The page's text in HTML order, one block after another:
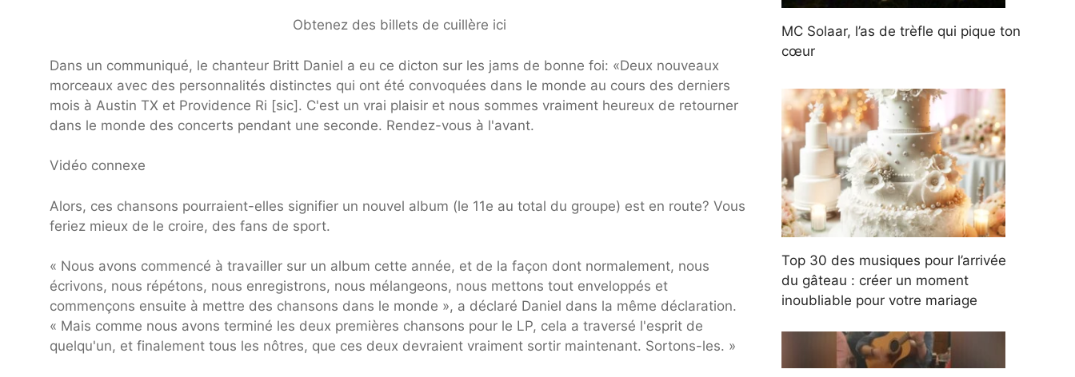
Obtenez des billets de cuillère ici
Dans un communiqué, le chanteur Britt Daniel a eu ce dicton sur les jams de bonne foi: «Deux nouveaux
morceaux avec des personnalités distinctes qui ont été convoquées dans le monde au cours des derniers
mois à Austin TX et Providence Ri [sic]. C'est un vrai plaisir et nous sommes vraiment heureux de retourner
dans le monde des concerts pendant une seconde. Rendez-vous à l'avant.
Vidéo connexe
Alors, ces chansons pourraient-elles signifier un nouvel album (le 11e au total du groupe) est en route? Vous
feriez mieux de le croire, des fans de sport.
« Nous avons commencé à travailler sur un album cette année, et de la façon dont normalement, nous
écrivons, nous répétons, nous enregistrons, nous mélangeons, nous mettons tout enveloppés et
commençons ensuite à mettre des chansons dans le monde », a déclaré Daniel dans la même déclaration.
« Mais comme nous avons terminé les deux premières chansons pour le LP, cela a traversé l'esprit de
quelqu'un, et finalement tous les nôtres, que ces deux devraient vraiment sortir maintenant. Sortons-les. »
MC Solaar, l’as de trèfle qui pique ton
cœur
Top 30 des musiques pour l’arrivée
du gâteau : créer un moment
inoubliable pour votre mariage